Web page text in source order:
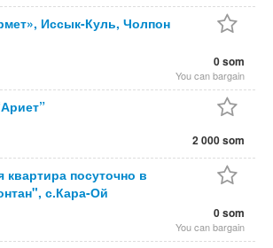
Иссык-Куль, Чолпон
0 som
You can bargain
2 000 som
квартира посуточно в
с.Кара-Ой
0 som
You can bargain